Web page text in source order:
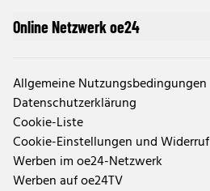
Online Netzwerk oe24
Allgemeine Nutzungsbedingungen
Datenschutzerklärung
Cookie-Liste
Cookie-Einstellungen und Widerruf
Werben im oe24-Netzwerk
Werben auf oe24TV